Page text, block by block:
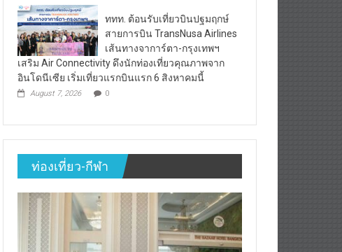
ททท. ต้อนรับเที่ยวบินปฐมฤกษ์
สายการบิน TransNusa Airlines
เส้นทางจาการ์ตา-กรุงเทพฯ
เสริม Air Connectivity ดึงนักท่องเที่ยวคุณภาพจาก
อินโดนีเซีย เริ่มเที่ยวแรกบินแรก 6 สิงหาคมนี้
ท่องเที่ยว-กีฬา